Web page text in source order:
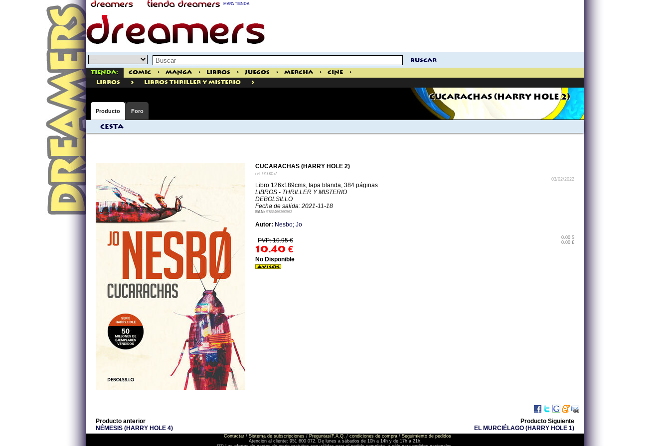
MAPA TIENDA
buscar
Tienda: Comic > Manga > Libros > Juegos > Mercha > Cine
>
libros
> Libros Thriller Y Misterio >
CUCARACHAS (HARRY HOLE 2)
Producto Foro
Cesta
CUCARACHAS (HARRY HOLE 2)
ref 910057
03/02/2022
Libro 126x189cms, tapa blanda, 384 páginas
LIBROS - THRILLER Y MISTERIO
DEBOLSILLO
Fecha de salida: 2021-11-18
EAN: 9788466360562
Autor: Nesbo; Jo
PVP: 10.95 €
10.40 €
0.00 $
0.00 £
No Disponible
Producto anterior
NÉMESIS (HARRY HOLE 4)
Producto Siguiente
EL MURCIÉLAGO (HARRY HOLE 1)
Contactar / Sistema de subscripciones / Preguntas/F.A.Q. / condiciones de compra / Seguimiento de pedidos
Atención al cliente: 951 600 072. De lunes a sábados de 10h a 14h y de 17h a 21h.